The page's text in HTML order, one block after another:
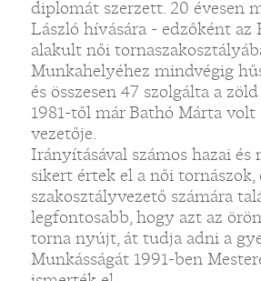
diplomát szerzett. 20 évesen
László hívására - edzőként az
alakult női
Munkahelyéhez mindvégig
és összesen 47 szolgálta a
1981-től már Bathó Márta volt
vezetője.
Irányításával számos hazai és
sikert értek el a női tornászok,
szakosztályvezető számára
legfontosabb, hogy azt az
torna nyújt, át tudja adni a
Munkásságát 1991-ben